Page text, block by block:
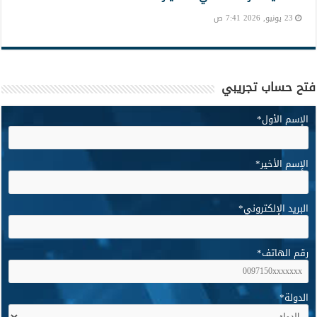
23 يونيو, 2026 7:41 ص
فتح حساب تجريبي
الإسم الأول*
الإسم الأخير*
البريد الإلكتروني*
رقم الهاتف*
الدولة*